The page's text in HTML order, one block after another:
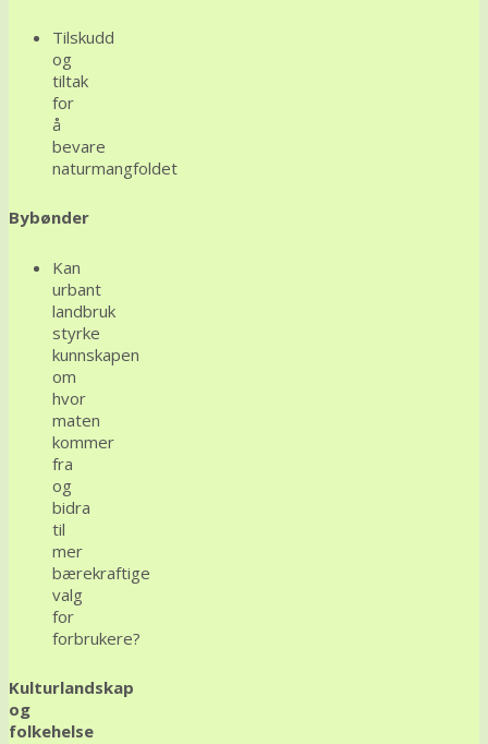
Tilskudd
og
tiltak
for
å
bevare
naturmangfoldet
Bybønder
Kan
urbant
landbruk
styrke
kunnskapen
om
hvor
maten
kommer
fra
og
bidra
til
mer
bærekraftige
valg
for
forbrukere?
Kulturlandskap
og
folkehelse